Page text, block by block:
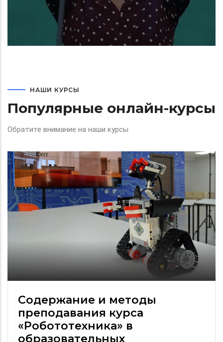
НАШИ КУРСЫ
Популярные онлайн-курсы
Обратите внимание на наши курсы
Содержание и методы
преподавания курса
«Робототехника» в
образовательных